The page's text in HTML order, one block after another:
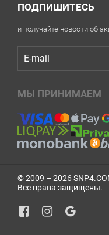
ПОДПИШИТЕСЬ
и получайте новости об
МЫ ПРИНИМАЕМ
© 2009 – 2026
Все права защищены.